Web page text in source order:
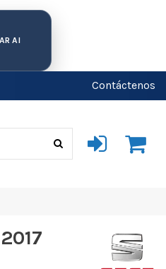
AI
Contáctenos